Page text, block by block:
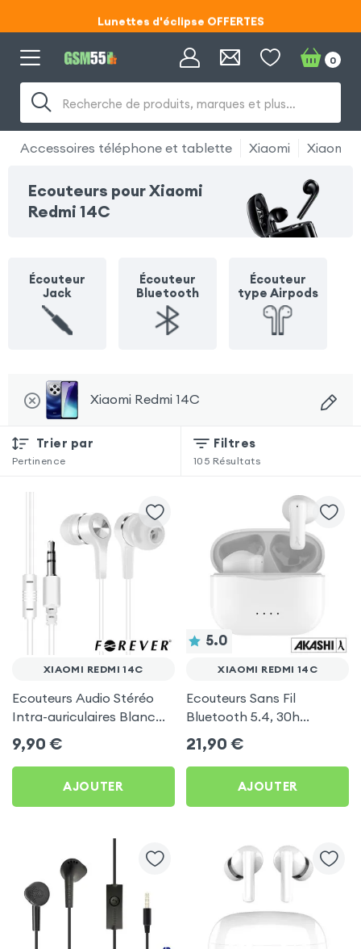
Lunettes d'éclipse OFFERTES
Code ECLIPSE55
Code ECLIPSE55
Recherche de produits, marques et plus…
0
Accessoires téléphone et tablette Xiaomi Xiaomi
Ecouteurs pour Xiaomi
Redmi 14C
Écouteur
Jack
Écouteur
Bluetooth
Écouteur
type Airpods
Xiaomi Redmi 14C
Trier par
Pertinence
Filtres
105 Résultats
XIAOMI REDMI 14C
Ecouteurs Audio Stéréo
Intra-auriculaires Blanc
by Forever pour Xiaomi
Redmi 14C
9,90 €
AJOUTER
5.0
XIAOMI REDMI 14C
Ecouteurs Sans Fil
Bluetooth 5.4, 30h
d'autonomie, Son Stéréo,
Akashi - Blanc pour
Xiaomi Redmi 14C
21,90 €
AJOUTER